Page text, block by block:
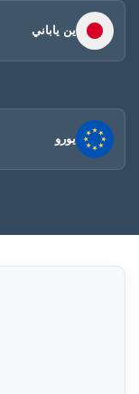
ين ياباني
يورو